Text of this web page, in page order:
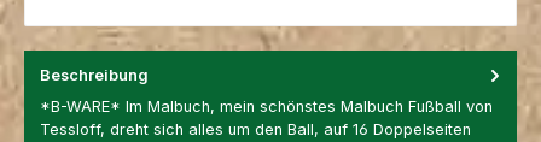
Beschreibung
*B-WARE* Im Malbuch, mein schönstes Malbuch Fußball von
Tessloff, dreht sich alles um den Ball, auf 16 Doppelseiten